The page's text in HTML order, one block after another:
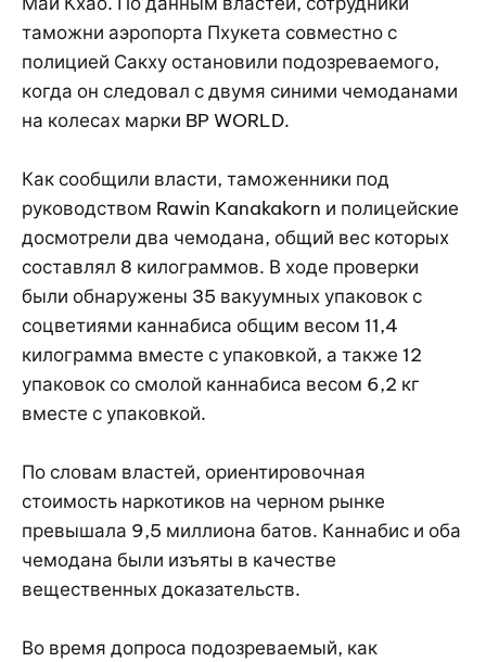
таможни аэропорта Пхукета совместно с
полицией Сакху остановили подозреваемого,
когда он следовал с двумя синими чемоданами
на колесах марки BP WORLD.
Как сообщили власти, таможенники под
руководством Rawin Kanakakorn и полицейские
досмотрели два чемодана, общий вес которых
составлял 8 килограммов. В ходе проверки
были обнаружены 35 вакуумных упаковок с
соцветиями каннабиса общим весом 11,4
килограмма вместе с упаковкой, а также 12
упаковок со смолой каннабиса весом 6,2 кг
вместе с упаковкой.
По словам властей, ориентировочная
стоимость наркотиков на черном рынке
превышала 9,5 миллиона батов. Каннабис и оба
чемодана были изъяты в качестве
вещественных доказательств.
Во время допроса подозреваемый, как